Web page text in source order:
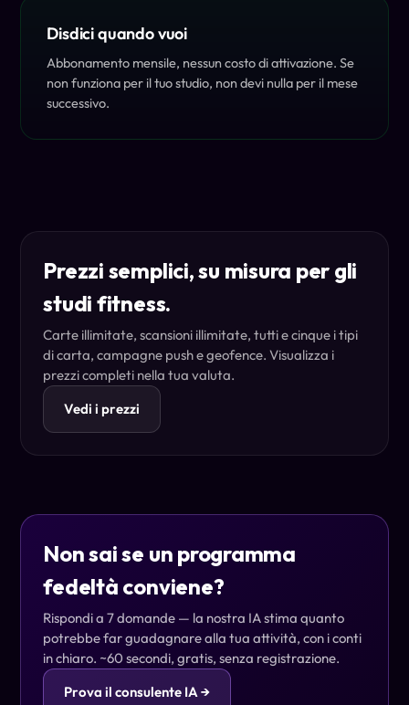
Disdici quando vuoi
Abbonamento mensile, nessun costo di attivazione. Se
non funziona per il tuo studio, non devi nulla per il mese
successivo.
Prezzi semplici, su misura per gli
studi fitness.
Carte illimitate, scansioni illimitate, tutti e cinque i tipi
di carta, campagne push e geofence. Visualizza i
prezzi completi nella tua valuta.
Vedi i prezzi
Non sai se un programma
fedeltà conviene?
Rispondi a 7 domande — la nostra IA stima quanto
potrebbe far guadagnare alla tua attività, con i conti
in chiaro. ~60 secondi, gratis, senza registrazione.
Prova il consulente IA →